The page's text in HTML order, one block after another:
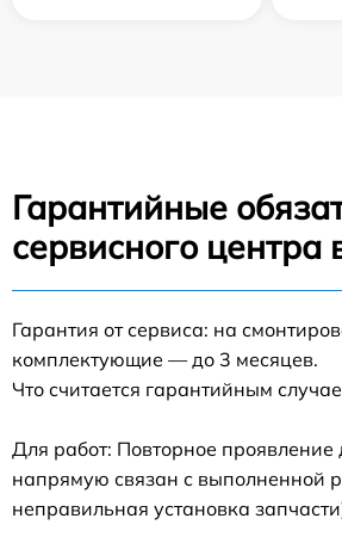
Гарантийные
сервисного центра
Гарантия от сервиса: на
комплектующие — до 3 месяцев.
Что считается гарантийным
Для работ: Повторное проявление
напрямую связан с выполненной
неправильная установка